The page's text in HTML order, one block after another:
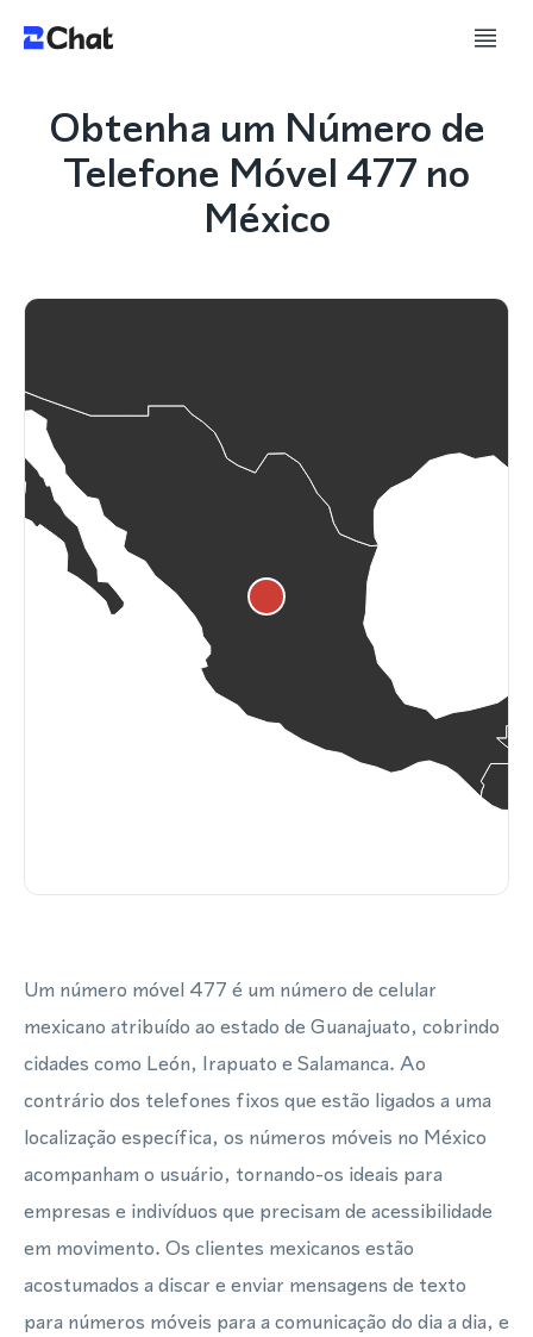
Obtenha um Número de
Telefone Móvel 477 no
México
Um número móvel 477 é um número de celular
mexicano atribuído ao estado de Guanajuato, cobrindo
cidades como León, Irapuato e Salamanca. Ao
contrário dos telefones fixos que estão ligados a uma
localização específica, os números móveis no México
acompanham o usuário, tornando-os ideais para
empresas e indivíduos que precisam de acessibilidade
em movimento. Os clientes mexicanos estão
acostumados a discar e enviar mensagens de texto
para números móveis para a comunicação do dia a dia, e